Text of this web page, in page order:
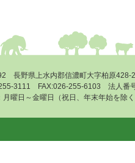
長野県上水内郡信濃町大字柏原428-2
3111 FAX:026-255-6103 法人番
月曜日～金曜日（祝日、年末年始を除